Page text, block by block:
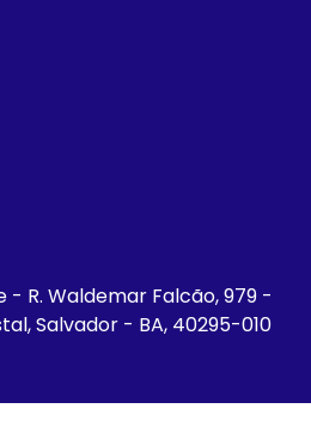
- R. Waldemar Falcão, 979 -
Salvador - BA, 40295-010